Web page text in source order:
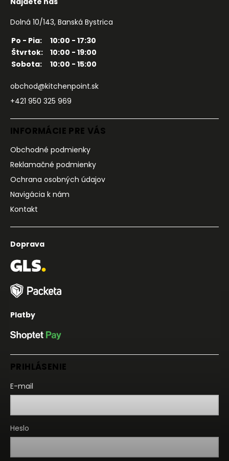
Dolná 10/143, Banská Bystrica
Po - Pia:
10:00 - 17:30
Štvrtok:
10:00 - 19:00
Sobota:
10:00 - 15:00
obchod@kitchenpoint.sk
+421 950 325 969
INFORMÁCIE PRE VÁS
Obchodné podmienky
Reklamačné podmienky
Ochrana osobných údajov
Navigácia k nám
Kontakt
Doprava
Platby
PRIHLÁSENIE
E-mail
Heslo